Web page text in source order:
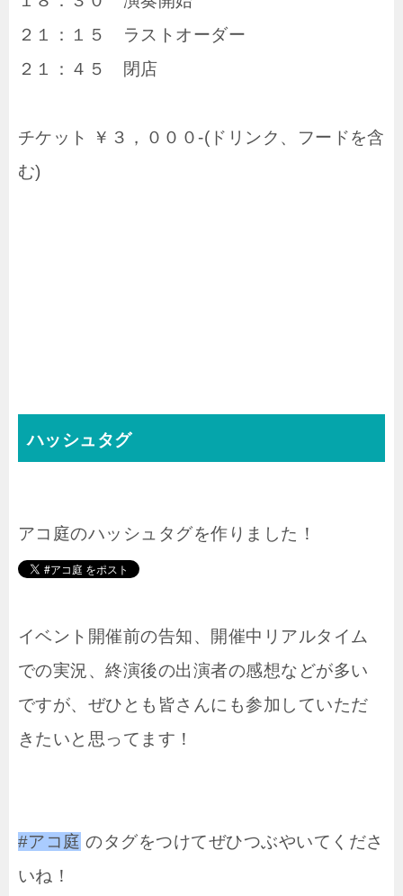
２１：１５ ラストオーダー
２１：４５ 閉店
チケット ￥３，０００-(ドリンク、フードを含
む)
ハッシュタグ
アコ庭のハッシュタグを作りました！
イベント開催前の告知、開催中リアルタイム
での実況、終演後の出演者の感想などが多い
ですが、ぜひとも皆さんにも参加していただ
きたいと思ってます！
#アコ庭 のタグをつけてぜひつぶやいてくださ
いね！